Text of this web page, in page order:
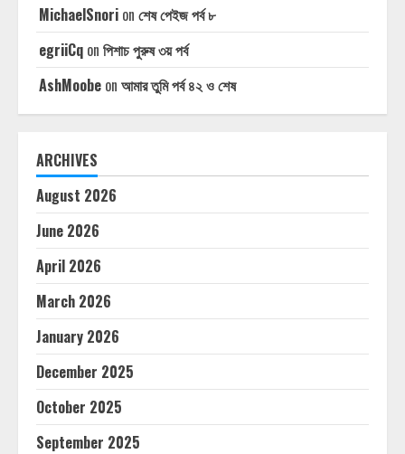
MichaelSnori on শেষ পেইজ পর্ব ৮
egriiCq on পিশাচ পুরুষ ৩য় পর্ব
AshMoobe on আমার তুমি পর্ব ৪২ ও শেষ
ARCHIVES
August 2026
June 2026
April 2026
March 2026
January 2026
December 2025
October 2025
September 2025